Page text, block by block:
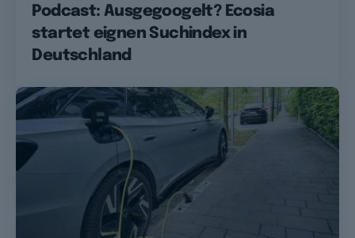
Podcast: Ausgegoogelt? Ecosia
startet eignen Suchindex in
Deutschland